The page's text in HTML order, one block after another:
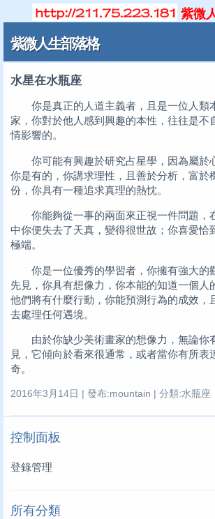
紫微
紫微人生部落格
水星在水瓶座
你是真正的人道主義者，且是一位人類
家，你對於他人感到興趣的本性，往往是不
情影響的。
你可能有興趣於研究占星學，因為屬於
你是有的，你講求理性，且善於分析，富於
份，你具有一種追求真理的熱忱。
你能夠從一事的兩面來正視一件問題，
中你便失去了天真，變得很世故；你喜愛恰
極端。
你是一位優秀的學習者，你擁有強大的
先見，你具有想像力，你本能的知道一個人
他們將有什麼行動，你能預測行為的成效，
去處理任何遇境。
由於你缺少美術畫家的想像力，無論你
見，它傾向於看來很通常，或者當你有所表
奇。
2016年3月14日 | 發布:mountain | 分類:水瓶座
控制面板
登錄管理
所有分類